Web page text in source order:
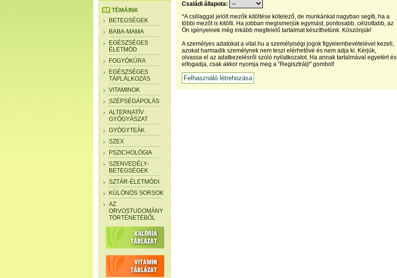
TÉMÁINK
BETEGSÉGEK
BABA-MAMA
EGÉSZSÉGES
ÉLETMÓD
FOGYÓKÚRA
EGÉSZSÉGES
TÁPLÁLKOZÁS
VITAMINOK
SZÉPSÉGÁPOLÁS
ALTERNATÍV
GYÓGYÁSZAT
GYÓGYTEÁK
SZEX
PSZICHOLÓGIA
SZENVEDÉLY-
BETEGSÉGEK
SZTÁR-ÉLETMÓDI
KÜLÖNÖS SORSOK
AZ
ORVOSTUDOMÁNY
TÖRTÉNETÉBŐL
Családi állapota:
*A csillaggal jelölt mezők kitöltése kötelező, de munkánkat nagyban segíti, ha a
többi mezőt is kitölti. Ha jobban megismerjük egymást, pontosabb, célzottabb, az
Ön igényeinek még inkább megfelelő tartalmat készíthetünk. Köszönjük!
A személyes adatokat a vital.hu a személyiségi jogok figyelembevételével kezeli,
azokat harmadik személynek nem teszi elérhetővé és nem adja ki. Kérjük,
olvassa el az adatkezelésről szóló nyilatkozatot. Ha annak tartalmával egyetért és
elfogadja, csak akkor nyomja meg a "Regisztrálj!" gombot!